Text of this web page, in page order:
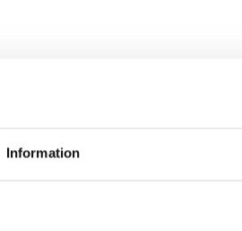
Information